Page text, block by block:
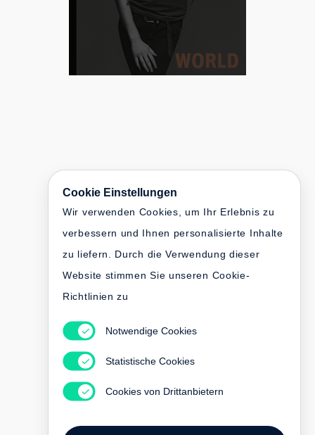
Cookie Einstellungen
Wir verwenden Cookies, um Ihr Erlebnis zu
verbessern und Ihnen personalisierte Inhalte
zu liefern. Durch die Verwendung dieser
Website stimmen Sie unseren Cookie-
Richtlinien zu
Notwendige Cookies
Statistische Cookies
Cookies von Drittanbietern